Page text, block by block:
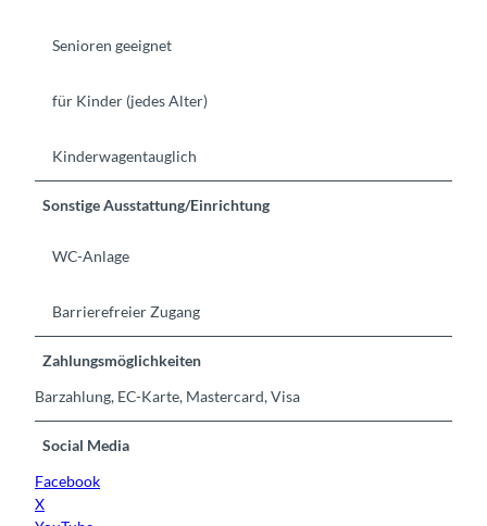
Senioren geeignet
für Kinder (jedes Alter)
Kinderwagentauglich
Sonstige Ausstattung/Einrichtung
WC-Anlage
Barrierefreier Zugang
Zahlungsmöglichkeiten
Barzahlung, EC-Karte, Mastercard, Visa
Social Media
Facebook
X